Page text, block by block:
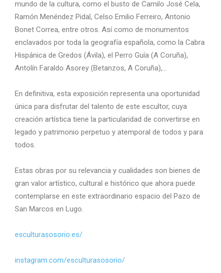
mundo de la cultura, como el busto de Camilo José Cela,
Ramón Menéndez Pidal, Celso Emilio Ferreiro, Antonio
Bonet Correa, entre otros. Así como de monumentos
enclavados por toda la geografía española, como la Cabra
Hispánica de Gredos (Ávila), el Perro Guía (A Coruña),
Antolín Faraldo Asorey (Betanzos, A Coruña),…
En definitiva, esta exposición representa una oportunidad
única para disfrutar del talento de este escultor, cuya
creación artística tiene la particularidad de convertirse en
legado y patrimonio perpetuo y atemporal de todos y para
todos.
Estas obras por su relevancia y cualidades son bienes de
gran valor artístico, cultural e histórico que ahora puede
contemplarse en este extraordinario espacio del Pazo de
San Marcos en Lugo.
esculturasosorio.es/
instagram.com/esculturasosorio/